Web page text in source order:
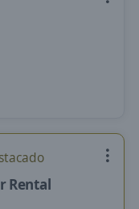
Rental